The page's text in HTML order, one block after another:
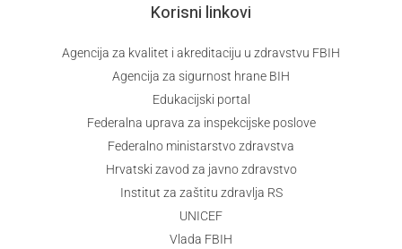
Korisni linkovi
Agencija za kvalitet i akreditaciju u zdravstvu FBIH
Agencija za sigurnost hrane BIH
Edukacijski portal
Federalna uprava za inspekcijske poslove
Federalno ministarstvo zdravstva
Hrvatski zavod za javno zdravstvo
Institut za zaštitu zdravlja RS
UNICEF
Vlada FBIH